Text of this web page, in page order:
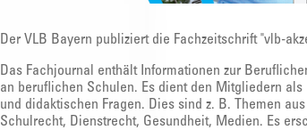
Der VLB Bayern publiziert die Fachzeitschrift "vlb-
Das Fachjournal enthält Informationen zur
an beruflichen Schulen. Es dient den Mitgliedern
und didaktischen Fragen. Dies sind z. B. Themen
Schulrecht, Dienstrecht, Gesundheit, Medien. Es